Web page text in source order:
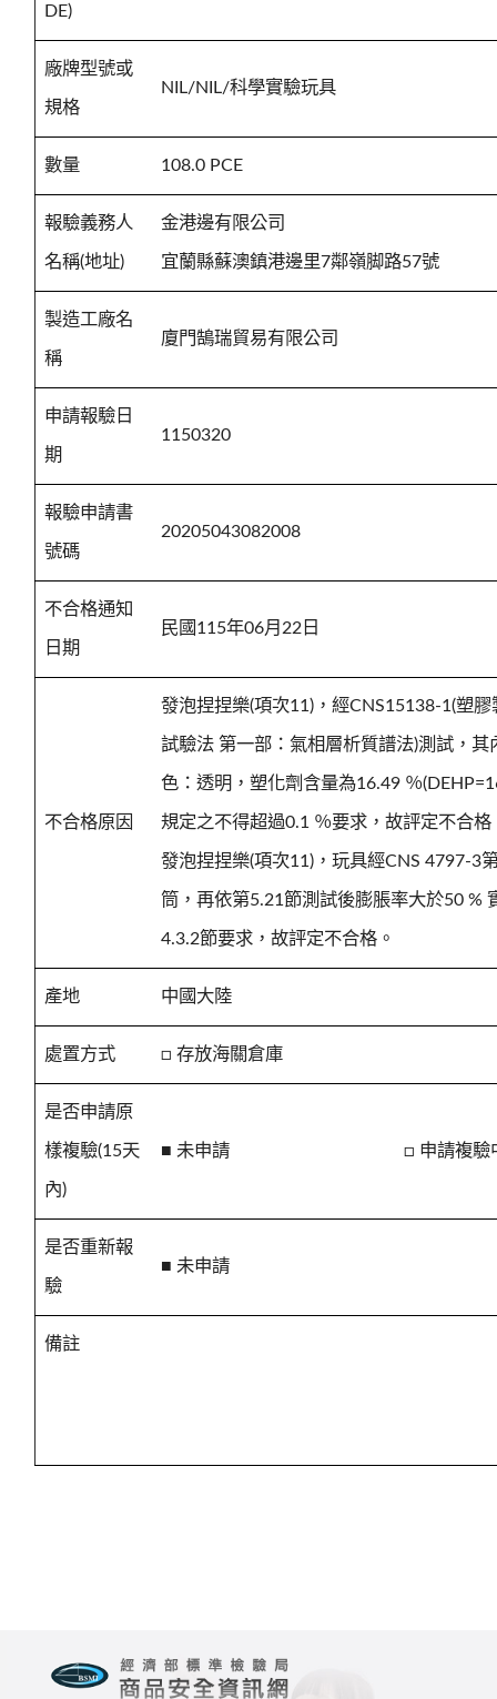
DE)
廠牌型號或
規格
NIL/NIL/科學實驗玩具
數量 108.0 PCE
報驗義務人
名稱(地址)
金港邊有限公司
宜蘭縣蘇澳鎮港邊里7鄰嶺脚路57號
製造工廠名
稱
廈門鵠瑞貿易有限公司
申請報驗日
期
1150320
報驗申請書
號碼
20205043082008
不合格通知
日期
民國115年06月22日
不合格原因
發泡捏捏樂(項次11)，經CNS15138-1(塑
試驗法 第一部：氣相層析質譜法)測試，
色：透明，塑化劑含量為16.49 ％
規定之不得超過0.1 ％要求，故評定不合格
發泡捏捏樂(項次11)，玩具經CNS 4797-3
筒，再依第5.21節測試後膨脹率大於50 %
4.3.2節要求，故評定不合格。
產地 中國大陸
處置方式 □ 存放海關倉庫
是否申請原
樣複驗(15天
內)
■ 未申請 □ 申請複驗
是否重新報
驗
■ 未申請
備註